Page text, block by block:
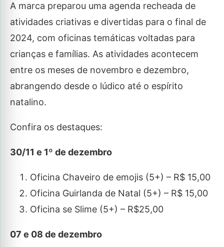
A marca preparou uma agenda recheada de
atividades criativas e divertidas para o final de
2024, com oficinas temáticas voltadas para
crianças e famílias. As atividades acontecem
entre os meses de novembro e dezembro,
abrangendo desde o lúdico até o espírito
natalino.
Confira os destaques:
30/11 e 1º de dezembro
Oficina Chaveiro de emojis (5+) – R$ 15,00
Oficina Guirlanda de Natal (5+) – R$ 15,00
Oficina se Slime (5+) – R$25,00
07 e 08 de dezembro